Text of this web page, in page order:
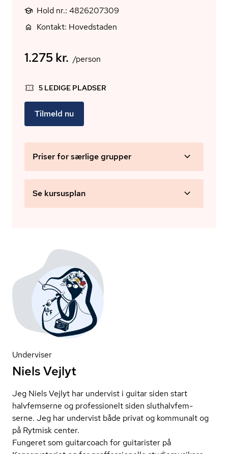
Hold nr.: 4826207309
Kontakt: Hovedstaden
1.275 kr. /person
5 LEDIGE PLADSER
Tilmeld nu
Priser for særlige grupper
Se kursusplan
Underviser
Niels Vejlyt
Jeg Niels Vejlyt har undervist i guitar siden start
halvfemserne og professionelt siden sluthalvfem-
serne. Jeg har undervist både privat og kommunalt og
på Rytmisk center.
Fungeret som guitarcoach for guitarister på